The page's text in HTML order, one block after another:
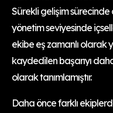
Sürekli gelişim
yönetim seviyesinde
ekibe eş zamanlı olarak
kaydedilen başarıyı
olarak tanımlamıştır.
Daha önce farklı